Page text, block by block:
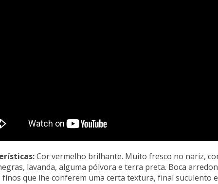
Cor vermelho brilhante. Muito fresco no nariz,
lavanda, alguma pólvora e terra preta. Boca
que lhe conferem uma certa textura, final suculento